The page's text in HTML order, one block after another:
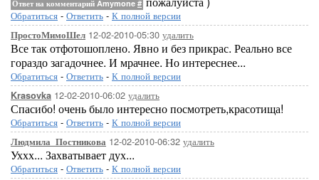
Ответ на комментарий Amymone #
Обратиться - Ответить - К полной версии
ПростоМимоШел 12-02-2010-05:30 удалить
Все так отфотошоплено. Явно и без прикрас. Реально все
гораздо загадочнее. И мрачнее. Но интереснее...
Обратиться - Ответить - К полной версии
Krasovka 12-02-2010-06:02 удалить
Спасибо! очень было интересно посмотреть,красотища!
Обратиться - Ответить - К полной версии
Людмила_Постникова 12-02-2010-06:32 удалить
Уххх... Захватывает дух...
Обратиться - Ответить - К полной версии